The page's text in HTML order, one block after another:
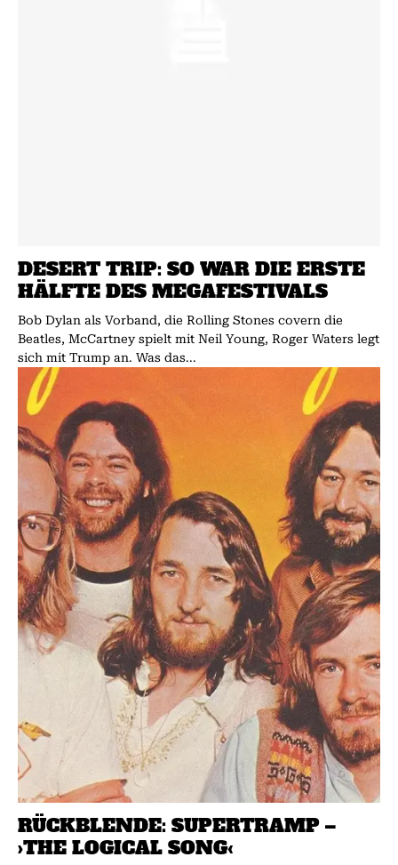
DESERT TRIP: SO WAR DIE ERSTE
HÄLFTE DES MEGAFESTIVALS
Bob Dylan als Vorband, die Rolling Stones covern die
Beatles, McCartney spielt mit Neil Young, Roger Waters legt
sich mit Trump an. Was das...
RÜCKBLENDE: SUPERTRAMP –
›THE LOGICAL SONG‹